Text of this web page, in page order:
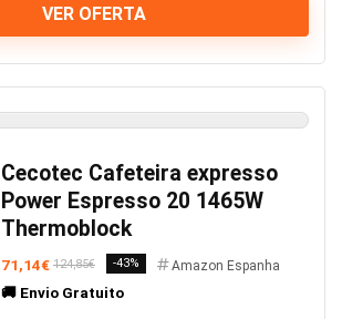
VER OFERTA
Cecotec Cafeteira expresso
Power Espresso 20 1465W
Thermoblock
71,14€ 124,85€ -43% Amazon Espanha
🚚 Envio Gratuito